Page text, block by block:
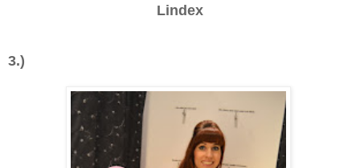
Lindex
3.)